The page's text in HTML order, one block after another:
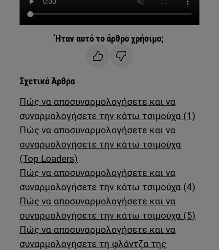
Ήταν αυτό το άρθρο χρήσιμο;
Σχετικά Άρθρα
Πώς να αποσυναρμολογήσετε και να
συναρμολογήσετε την κάτω τσιμούχα (1)
Πώς να αποσυναρμολογήσετε και να
συναρμολογήσετε την κάτω τσιμούχα
(Top Loaders)
Πώς να αποσυναρμολογήσετε και να
συναρμολογήσετε την κάτω τσιμούχα (4)
Πώς να αποσυναρμολογήσετε και να
συναρμολογήσετε την κάτω τσιμούχα (5)
Πώς να αποσυναρμολογήσετε και να
συναρμολογήσετε τη φλάντζα της